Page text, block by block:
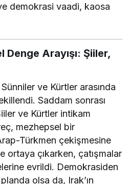
demokrasi vaadi, kaosa
Arayışı: Şiiler,
ve Kürtler arasında
Saddam sonrası
ve Kürtler intikam
mezhepsel bir
Türkmen çekişmesine
ortaya çıkarken, çatışmalar
evrildi. Demokrasiden
olsa da, Irak’ın